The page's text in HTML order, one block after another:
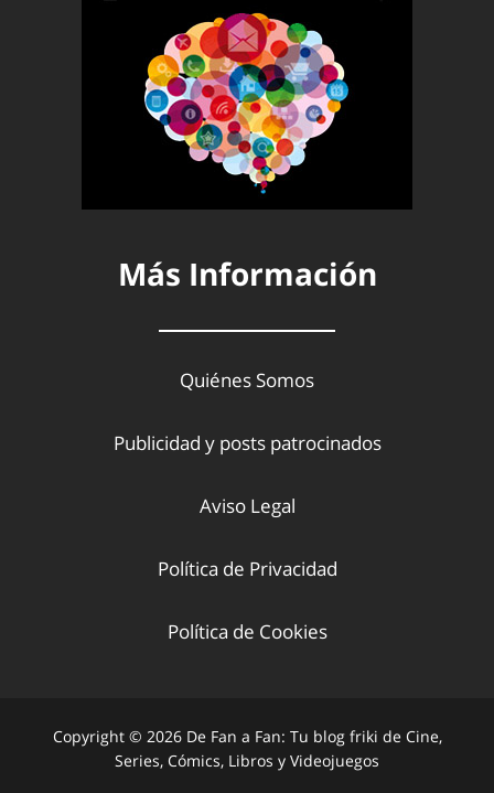
Más Información
Quiénes Somos
Publicidad y posts patrocinados
Aviso Legal
Política de Privacidad
Política de Cookies
Copyright © 2026 De Fan a Fan: Tu blog friki de Cine,
Series, Cómics, Libros y Videojuegos